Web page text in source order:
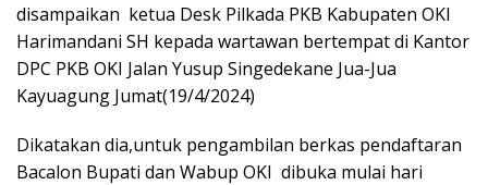
disampaikan ketua Desk Pilkada PKB Kabupaten OKI
Harimandani SH kepada wartawan bertempat di Kantor
DPC PKB OKI Jalan Yusup Singedekane Jua-Jua
Kayuagung Jumat(19/4/2024)
Dikatakan dia,untuk pengambilan berkas pendaftaran
Bacalon Bupati dan Wabup OKI dibuka mulai hari